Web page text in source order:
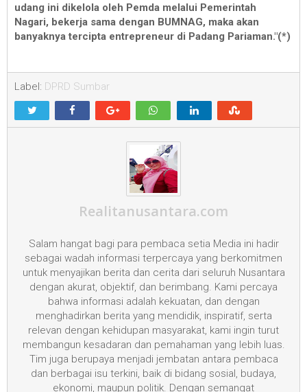
udang ini dikelola oleh Pemda melalui Pemerintah
Nagari, bekerja sama dengan BUMNAG, maka akan
banyaknya tercipta entrepreneur di Padang Pariaman."(*)
Label: DPRD Sumbar
Realitanusantara.com
Salam hangat bagi para pembaca setia Media ini hadir
sebagai wadah informasi terpercaya yang berkomitmen
untuk menyajikan berita dan cerita dari seluruh Nusantara
dengan akurat, objektif, dan berimbang. Kami percaya
bahwa informasi adalah kekuatan, dan dengan
menghadirkan berita yang mendidik, inspiratif, serta
relevan dengan kehidupan masyarakat, kami ingin turut
membangun kesadaran dan pemahaman yang lebih luas.
Tim juga berupaya menjadi jembatan antara pembaca
dan berbagai isu terkini, baik di bidang sosial, budaya,
ekonomi, maupun politik. Dengan semangat